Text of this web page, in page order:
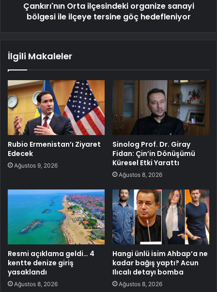
Çankırı'nın Orta ilçesindeki organize sanayi
bölgesi ile ilçeye tersine göç hedefleniyor
İlgili Makaleler
Rubio Ermenistan’ı Ziyaret
Edecek
Ağustos 9, 2026
Sinolog Prof. Dr. Giray
Fidan: Çin’in Dönüşümü
Küresel Etki Yarattı
Ağustos 8, 2026
Resmi açıklama geldi… 4
kentte denize giriş
yasaklandı
Ağustos 8, 2026
Hangi ünlü isim Ahbap’a ne
kadar bağış yaptı? Acun
Ilıcalı detayı bomba
Ağustos 8, 2026